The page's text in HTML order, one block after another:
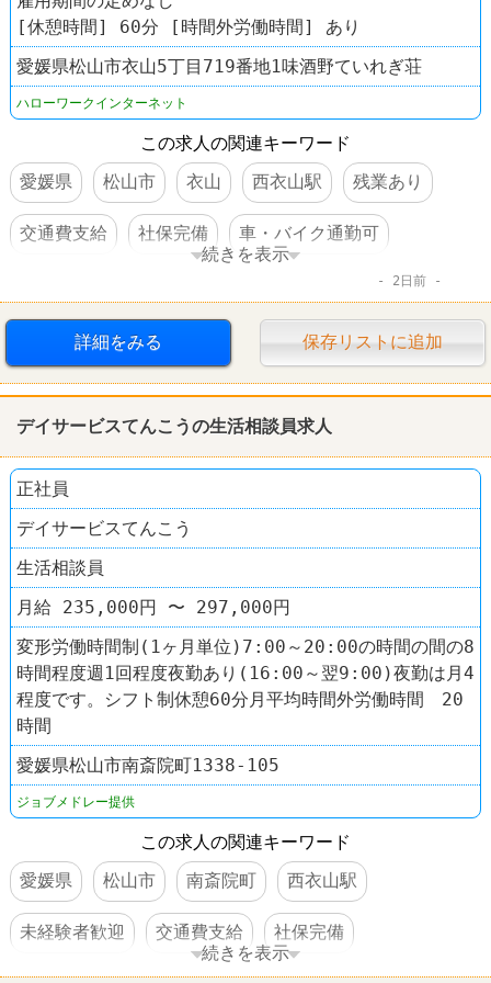
[休憩時間] 60分 [時間外労働時間] あり
愛媛県松山市衣山5丁目719番地1味酒野ていれぎ荘
ハローワークインターネット
この求人の関連キーワード
愛媛県
松山市 衣山 西衣山駅 残業あり
交通費支給 社保完備 車・バイク通勤可
続きを表示
2日前
詳細をみる 保存リストに追加
デイサービスてんこうの生活相談員求人
正社員
デイサービスてんこう
生活相談員
月給 235,000円 〜 297,000円
変形労働時間制(1ヶ月単位)7:00～20:00の時間の間の8
時間程度週1回程度夜勤あり(16:00～翌9:00)夜勤は月4
程度です。シフト制休憩60分月平均時間外労働時間 20
時間
愛媛県松山市南斎院町1338-105
ジョブメドレー提供
この求人の関連キーワード
愛媛県
松山市 南斎院町 西衣山駅
未経験者歓迎 交通費支給 社保完備
続きを表示